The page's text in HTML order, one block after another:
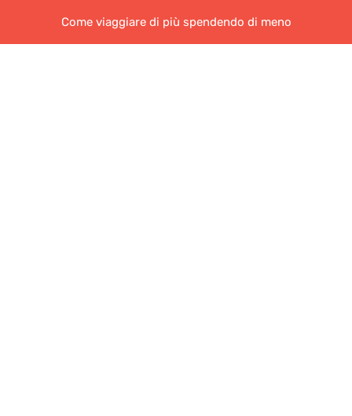
Come viaggiare di più spendendo di meno